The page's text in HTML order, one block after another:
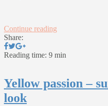
Continue reading
Share:
Reading time: 9 min
Yellow passion –
look